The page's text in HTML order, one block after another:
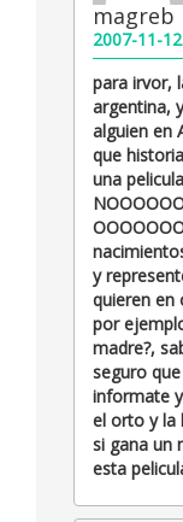
magreb
2007-11-
para irvor,
argentina,
alguien en
que
una pelicula
y
quieren en
por
madre?,
seguro
informate
el orto y la
si gana un
esta